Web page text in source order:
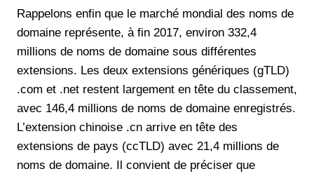
Rappelons enfin que le marché mondial des noms de
domaine représente, à fin 2017, environ 332,4
millions de noms de domaine sous différentes
extensions. Les deux extensions génériques (gTLD)
.com et .net restent largement en tête du classement,
avec 146,4 millions de noms de domaine enregistrés.
L’extension chinoise .cn arrive en tête des
extensions de pays (ccTLD) avec 21,4 millions de
noms de domaine. Il convient de préciser que